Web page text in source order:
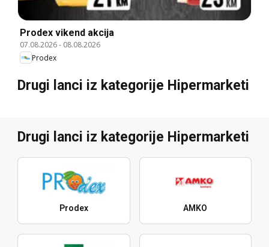
Prodex vikend akcija
07.08.2026- 08.08.2026
Prodex
Drugi lanci iz kategorije Hipermarketi
Drugi lanci iz kategorije Hipermarketi
Prodex AMKO